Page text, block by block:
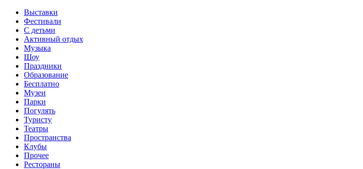
Выставки
Фестивали
С детьми
Активный отдых
Музыка
Шоу
Праздники
Образование
Бесплатно
Музеи
Парки
Погулять
Туристу
Театры
Пространства
Клубы
Прочее
Рестораны